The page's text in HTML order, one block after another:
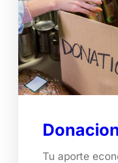
Tu aporte